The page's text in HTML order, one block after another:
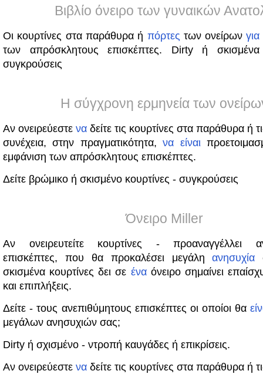
Βιβλίο όνειρο των γυναικών
Οι κουρτίνες στα παράθυρα ή πόρτες των ονείρωνγια
των απρόσκλητους επισκέπτες. Dirty ή σκισμένα
συγκρούσεις
Η σύγχρονη ερμηνεία των
Αν ονειρεύεστε να δείτε τις κουρτίνες στα παράθυρα ή
συνέχεια, στην πραγματικότητα,να είναι
εμφάνιση των απρόσκλητους επισκέπτες.
Δείτε βρώμικο ή σκισμένο κουρτίνες - συγκρούσεις
Όνειρο Miller
Αν ονειρευτείτε κουρτίνες - προαναγγέλλει
επισκέπτες, που θα προκαλέσει μεγάληανησυχία
σκισμένα κουρτίνες δει σε έναόνειρο σημαίνει
και επιπλήξεις.
Δείτε - τους ανεπιθύμητους επισκέπτες οι οποίοι θα
μεγάλων ανησυχιών σας;
Dirty ή σχισμένο - ντροπή καυγάδες ή επικρίσεις.
Αν ονειρεύεστε να δείτε τις κουρτίνες στα παράθυρα ή